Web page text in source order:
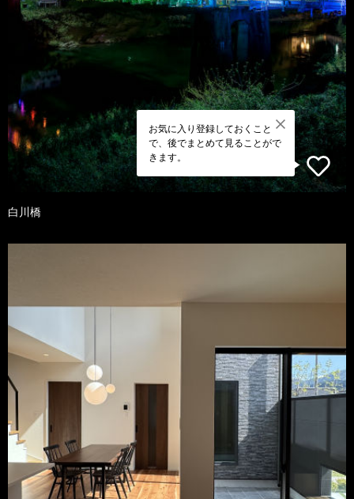
お気に入り登録しておくこと
で、後でまとめて見ることがで
きます。
白川橋